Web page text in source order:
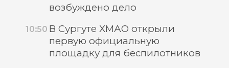
возбуждено дело
10:50 В Сургуте ХМАО открыли
первую официальную
площадку для беспилотников